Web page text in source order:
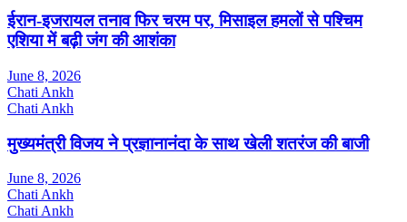
ईरान-इजरायल तनाव फिर चरम पर, मिसाइल हमलों से पश्चिम
एशिया में बढ़ी जंग की आशंका
June 8, 2026
Chati Ankh
Chati Ankh
मुख्यमंत्री विजय ने प्रज्ञानानंदा के साथ खेली शतरंज की बाजी
June 8, 2026
Chati Ankh
Chati Ankh